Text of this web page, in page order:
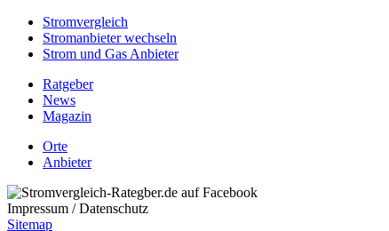
Stromvergleich
Stromanbieter wechseln
Strom und Gas Anbieter
Ratgeber
News
Magazin
Orte
Anbieter
Impressum / Datenschutz
Sitemap